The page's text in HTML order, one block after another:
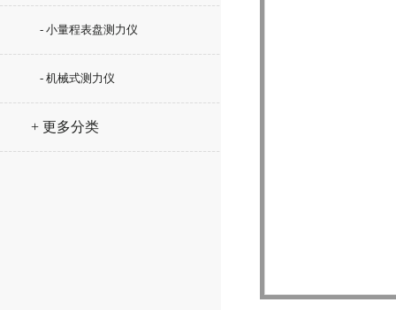
- 小量程表盘测力仪
- 机械式测力仪
+ 更多分类